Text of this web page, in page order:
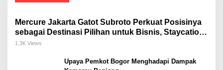
Mercure Jakarta Gatot Subroto Perkuat Posisinya
sebagai Destinasi Pilihan untuk Bisnis, Staycation,
Meeting, dan Kuliner di Jakarta Selatan
1.3K Views
Upaya Pemkot Bogor Menghadapi Dampak